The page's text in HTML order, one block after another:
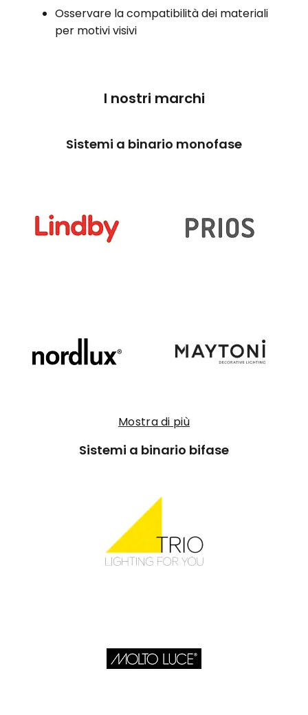
Osservare la compatibilità dei materiali
per motivi visivi
I nostri marchi
Sistemi a binario monofase
Mostra di più
Sistemi a binario bifase